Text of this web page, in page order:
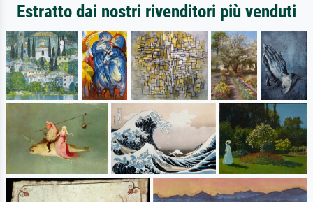
Estratto dai nostri rivenditori più venduti